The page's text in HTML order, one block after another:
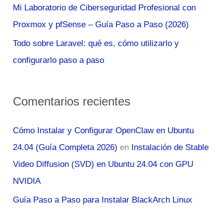
Mi Laboratorio de Ciberseguridad Profesional con
Proxmox y pfSense – Guía Paso a Paso (2026)
Todo sobre Laravel: qué es, cómo utilizarlo y
configurarlo paso a paso
Comentarios recientes
Cómo Instalar y Configurar OpenClaw en Ubuntu
24.04 (Guía Completa 2026) en Instalación de Stable
Video Diffusion (SVD) en Ubuntu 24.04 con GPU
NVIDIA
Guía Paso a Paso para Instalar BlackArch Linux